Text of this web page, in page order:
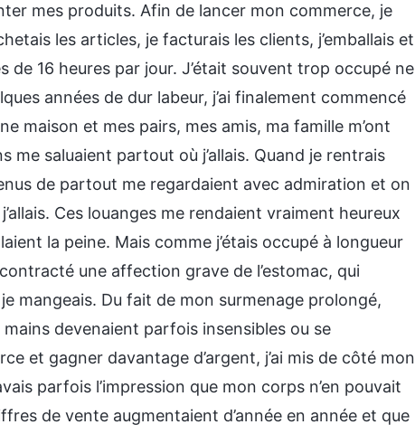
mes produits. Afin de lancer mon commerce, je
les articles, je facturais les clients, j’emballais et
16 heures par jour. J’était souvent trop occupé ne
années de dur labeur, j’ai finalement commencé
maison et mes pairs, mes amis, ma famille m’ont
me saluaient partout où j’allais. Quand je rentrais
de partout me regardaient avec admiration et on
Ces louanges me rendaient vraiment heureux
la peine. Mais comme j’étais occupé à longueur
une affection grave de l’estomac, qui
mangeais. Du fait de mon surmenage prolongé,
devenaient parfois insensibles ou se
et gagner davantage d’argent, j’ai mis de côté mon
parfois l’impression que mon corps n’en pouvait
de vente augmentaient d’année en année et que